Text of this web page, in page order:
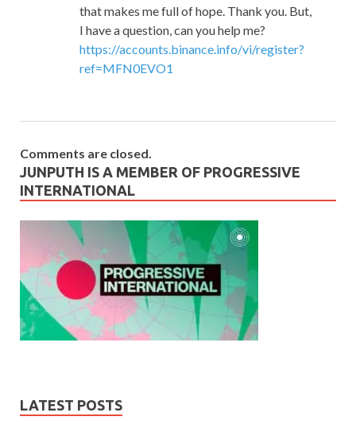
that makes me full of hope. Thank you. But,
I have a question, can you help me?
https://accounts.binance.info/vi/register?
ref=MFN0EVO1
Comments are closed.
JUNPUTH IS A MEMBER OF PROGRESSIVE
INTERNATIONAL
LATEST POSTS